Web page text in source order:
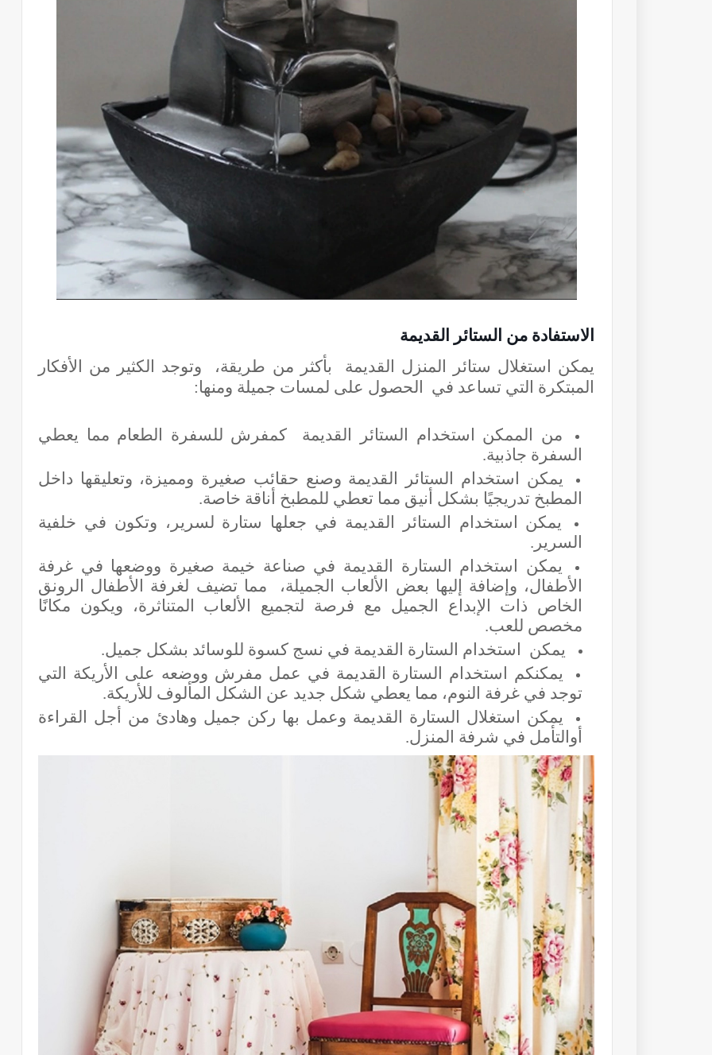
الاستفادة من الستائر القديمة
يمكن استغلال ستائر المنزل القديمة بأكثر من طريقة، وتوجد الكثير من الأفكار
المبتكرة التي تساعد في الحصول على لمسات جميلة ومنها:
من الممكن
استخدام الستائر القديمة كمفرش للسفرة الطعام مما يعطي
السفرة جاذبية.
يمكن استخدام الستائر القديمة وصنع حقائب صغيرة ومميزة، وتعليقها داخل
المطبخ تدريجيًا بشكل أنيق مما تعطي للمطبخ أناقة خاصة.
يمكن استخدام الستائر القديمة في جعلها ستارة لسرير، وتكون في خلفية
السرير.
يمكن استخدام الستارة القديمة في صناعة خيمة صغيرة ووضعها في غرفة
الأطفال، وإضافة إليها بعض الألعاب الجميلة، مما تضيف لغرفة الأطفال الرونق
الخاص ذات الإبداع الجميل مع فرصة لتجميع الألعاب المتناثرة، ويكون مكانًا
مخصص للعب.
يمكن استخدام الستارة القديمة في نسج كسوة للوسائد بشكل جميل.
يمكنكم استخدام الستارة القديمة في عمل مفرش ووضعه على الأريكة التي
توجد في غرفة النوم، مما يعطي شكل جديد عن الشكل المألوف للأريكة.
يمكن استغلال الستارة القديمة وعمل بها ركن جميل وهادئ من أجل القراءة
أوالتأمل في شرفة المنزل.